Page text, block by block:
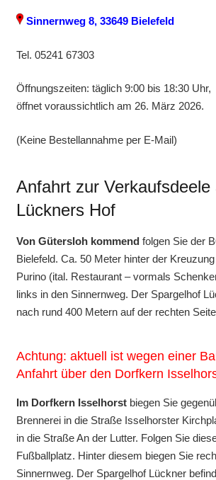
Sinnernweg 8, 33649 Bielefeld
Tel. 05241 67303
Öffnungszeiten: täglich 9:00 bis 18:30 Uhr,
öffnet voraussichtlich am 26. März 2026.
(Keine Bestellannahme per E-Mail)
Anfahrt zur Verkaufsdeele
Lückners Hof
Von Gütersloh kommendfolgen Sie der
Bielefeld. Ca. 50 Meter hinter der
Purino (ital. Restaurant – vormals
links in den Sinnernweg. Der Spargelhof
nach rund 400 Metern auf der rechten
Achtung: aktuell ist wegen einer
Anfahrt über den Dorfkern
Im Dorfkern Isselhorstbiegen Sie
Brennerei in die Straße Isselhorster
in die Straße An der Lutter. Folgen Sie
Fußballplatz. Hinter diesem biegen Sie
Sinnernweg. Der Spargelhof Lückner